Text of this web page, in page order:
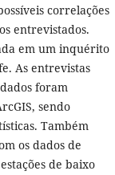
correlações
entrevistados.
em um inquérito
As entrevistas
foram
sendo
Também
os dados de
de baixo